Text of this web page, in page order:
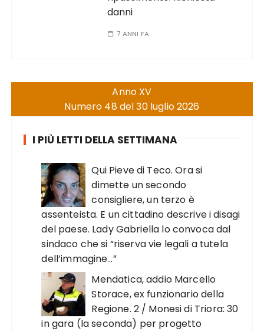
danni
7 ANNI FA
Anno XV
Numero 48 del 30 luglio 2026
I PIÙ LETTI DELLA SETTIMANA
Qui Pieve di Teco. Ora si
dimette un secondo
consigliere, un terzo è
assenteista. E un cittadino descrive i disagi
del paese. Lady Gabriella lo convoca dal
sindaco che si “riserva vie legali a tutela
dell’immagine…”
Mendatica, addio Marcello
Storace, ex funzionario della
Regione. 2 / Monesi di Triora: 30
in gara (la seconda) per progetto